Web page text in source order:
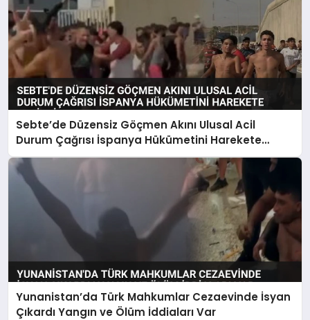
Sebte’de Düzensiz Göçmen Akını Ulusal Acil
Durum Çağrısı İspanya Hükümetini Harekete
Geçirdi
Yunanistan’da Türk Mahkumlar Cezaevinde İsyan
Çıkardı Yangın ve Ölüm İddiaları Var